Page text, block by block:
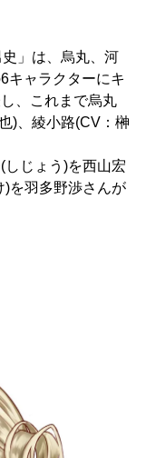
」は、烏丸、河
キャラクターにキ
、これまで烏丸
)、綾小路(CV：榊
じょう)を西山宏
)を羽多野渉さんが